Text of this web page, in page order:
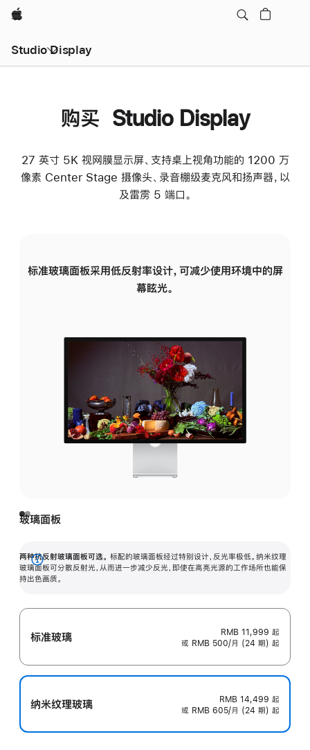
Apple
Studio Display
购买 Studio Display
27 英寸 5K 视网膜显示屏、支持桌上视角功能的 1200 万
像素 Center Stage 摄像头、录音棚级麦克风和扬声器，以
及雷雳 5 端口。
标准玻璃面板采用低反射率设计，可减少使用环境中的屏
幕眩光。
玻璃面板
两种抗反射玻璃面板可选。 标配的玻璃面板经过特别设计，反光率极低。纳米纹理
玻璃面板可分散反射光，从而进一步减少反光，即使在高亮光源的工作场所也能保
持出色画质。
展
开
标准玻璃 RMB 11,999 起
或 RMB 500/月 (24 期) 起
纳米纹理玻璃 RMB 14,499 起
或 RMB 605/月 (24 期) 起